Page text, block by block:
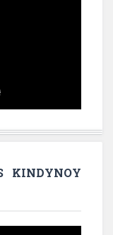
KINDYNOY